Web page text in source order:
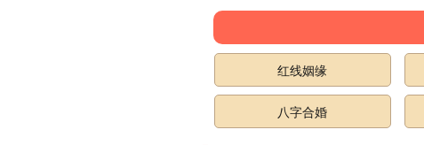
红线姻缘
八字合婚